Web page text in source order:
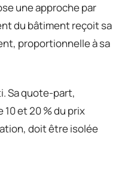
une approche par
du bâtiment reçoit sa
proportionnelle à sa
Sa quote-part,
et 20 % du prix
doit être isolée